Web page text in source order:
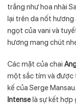
trắng như hoa nhài
lại trên da nốt
ngọt của vani và
hương mang chút
Các mặt của chai
một sắc tím và được
kế của Serge
Intenselà sự kết hợp